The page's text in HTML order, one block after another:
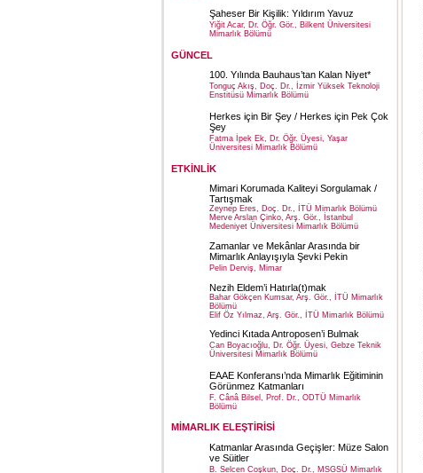
Şaheser Bir Kişilik: Yıldırım Yavuz
Yiğit Acar, Dr. Öğr. Gör., Bilkent Üniversitesi
Mimarlık Bölümü
GÜNCEL
100. Yılında Bauhaus’tan Kalan Niyet*
Tonguç Akış, Doç. Dr., İzmir Yüksek Teknoloji
Enstitüsü Mimarlık Bölümü
Herkes için Bir Şey / Herkes için Pek Çok
Şey
Fatma İpek Ek, Dr. Öğr. Üyesi, Yaşar
Üniversitesi Mimarlık Bölümü
ETKİNLİK
Mimari Korumada Kaliteyi Sorgulamak /
Tartışmak
Zeynep Eres, Doç. Dr., İTÜ Mimarlık Bölümü
Merve Arslan Çinko, Arş. Gör., İstanbul
Medeniyet Üniversitesi Mimarlık Bölümü
Zamanlar ve Mekânlar Arasında bir
Mimarlık Anlayışıyla Şevki Pekin
Pelin Derviş, Mimar
Nezih Eldem’i Hatırla(t)mak
Bahar Gökçen Kumsar, Arş. Gör., İTÜ Mimarlık
Bölümü
Elif Öz Yılmaz, Arş. Gör., İTÜ Mimarlık Bölümü
Yedinci Kıtada Antroposen’i Bulmak
Can Boyacıoğlu, Dr. Öğr. Üyesi, Gebze Teknik
Üniversitesi Mimarlık Bölümü
EAAE Konferansı’nda Mimarlık Eğitiminin
Görünmez Katmanları
F. Cânâ Bilsel, Prof. Dr., ODTÜ Mimarlık
Bölümü
MİMARLIK ELEŞTİRİSİ
Katmanlar Arasında Geçişler: Müze Salon
ve Süitler
B. Selcen Coşkun, Doç. Dr., MSGSÜ Mimarlık